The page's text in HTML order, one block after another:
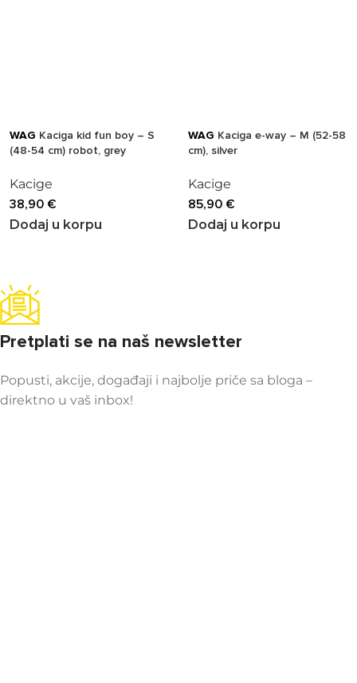
WAG Kaciga kid fun boy – S
(48-54 cm) robot, grey
Kacige
38,90 €
Dodaj u korpu
WAG Kaciga e-way – M (52-58
cm), silver
Kacige
85,90 €
Dodaj u korpu
Pretplati se na naš newsletter
Popusti, akcije, događaji i najbolje priče sa bloga –
direktno u vaš inbox!